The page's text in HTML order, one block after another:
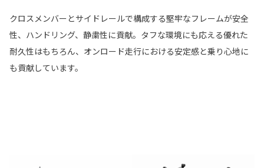
クロスメンバーとサイドレールで構成する堅牢なフレームが安全
性、ハンドリング、静粛性に貢献。タフな環境にも応える優れた
耐久性はもちろん、オンロード走行における安定感と乗り心地に
も貢献しています。